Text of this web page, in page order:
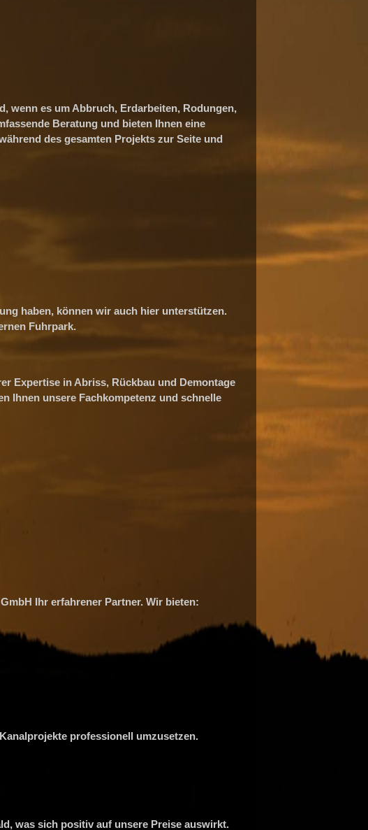
wenn es um Abbruch, Erdarbeiten, Rodungen,
Beratung und bieten Ihnen eine
des gesamten Projekts zur Seite und
haben, können wir auch hier unterstützen.
Fuhrpark.
Expertise in Abriss, Rückbau und Demontage
Ihnen unsere Fachkompetenz und schnelle
Ihr erfahrener Partner. Wir bieten:
professionell umzusetzen.
was sich positiv auf unsere Preise auswirkt.